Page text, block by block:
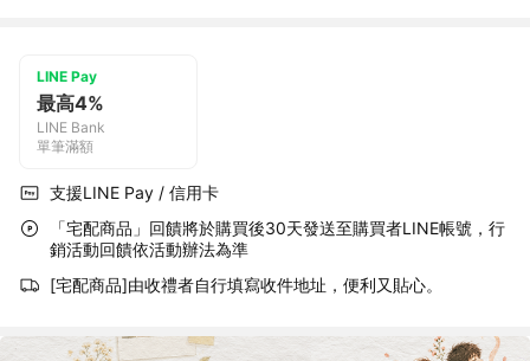
LINE Pay
最高4%
LINE Bank
單筆滿額
支援LINE Pay / 信用卡
「宅配商品」回饋將於購買後30天發送至購買者LINE帳號，行
銷活動回饋依活動辦法為準
[宅配商品]由收禮者自行填寫收件地址，便利又貼心。